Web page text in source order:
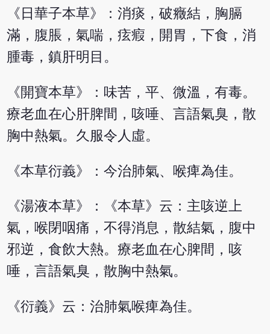
《日華子本草》：消痰，破癥結，胸膈
滿，腹脹，氣喘，痃瘕，開胃，下食，消
腫毒，鎮肝明目。
《開寶本草》：味苦，平、微溫，有毒。
療老血在心肝脾間，咳唾、言語氣臭，散
胸中熱氣。久服令人虛。
《本草衍義》：今治肺氣、喉痺為佳。
《湯液本草》：《本草》云：主咳逆上
氣，喉閉咽痛，不得消息，散結氣，腹中
邪逆，食飲大熱。療老血在心脾間，咳
唾，言語氣臭，散胸中熱氣。
《衍義》云：治肺氣喉痺為佳。